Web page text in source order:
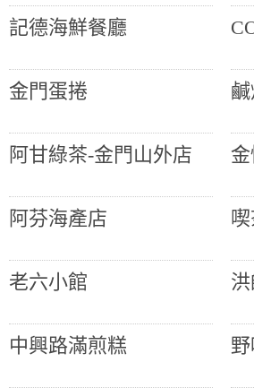
記德海鮮餐廳
金門蛋捲
阿甘綠茶-金門山外店
阿芬海產店
老六小館
中興路滿煎糕